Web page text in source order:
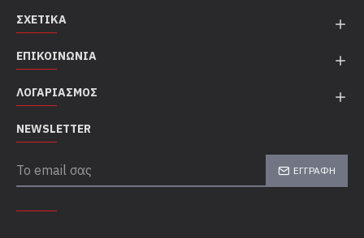
ΣΧΕΤΙΚΆ
ΕΠΙΚΟΙΝΩΝΊΑ
ΛΟΓΑΡΙΑΣΜΌΣ
NEWSLETTER
ΕΓΓΡΑΦΉ